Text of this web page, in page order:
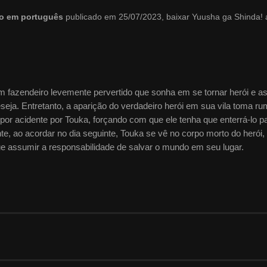
em português publicado em 25/07/2023, baixar Yuusha ga Shinda!
fazendeiro levemente pervertido que sonha em se tornar herói e
Entretanto, a aparição do verdadeiro herói em sua vila toma
acidente por Touka, forçando com que ele tenha que enterrá-lo
ao acordar no dia seguinte, Touka se vê no corpo morto do herói,
assumir a responsabilidade de salvar o mundo em seu lugar.